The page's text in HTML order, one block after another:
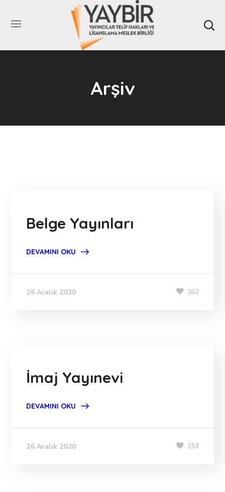
Arşiv
Belge Yayınları
DEVAMINI OKU
26 Aralık 2020 162
İmaj Yayınevi
DEVAMINI OKU
26 Aralık 2020 153